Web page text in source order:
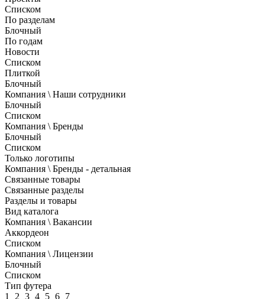
Списком
По разделам
Блочный
По годам
Новости
Списком
Плиткой
Блочный
Компания \ Наши сотрудники
Блочный
Списком
Компания \ Бренды
Блочный
Списком
Только логотипы
Компания \ Бренды - детальная
Связанные товары
Связанные разделы
Разделы и товары
Вид каталога
Компания \ Вакансии
Аккордеон
Списком
Компания \ Лицензии
Блочный
Списком
Тип футера
1
2 3 4 5 6 7